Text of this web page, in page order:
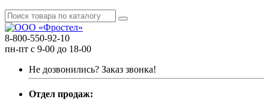
8-800-550-92-10
пн-пт с 9-00 до 18-00
Не дозвонились? Заказ звонка!
Отдел продаж: